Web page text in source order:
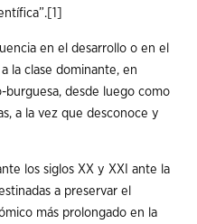
[1]
en el desarrollo o en el
la clase dominante, en
burguesa, desde luego como
a la vez que desconoce y
los siglos XX y XXI ante la
a preservar el
más prolongado en la